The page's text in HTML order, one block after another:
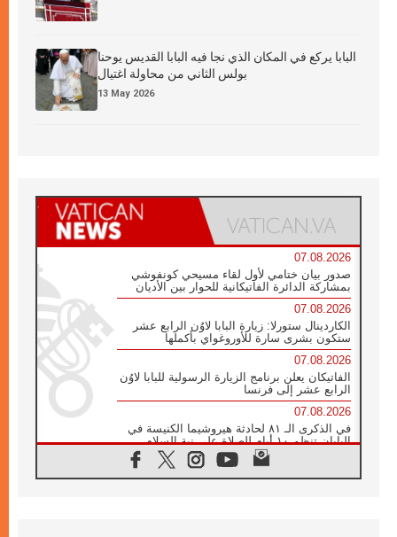
البابا يركع في المكان الذي نجا فيه البابا القديس يوحنا
بولس الثاني من محاولة اغتيال
13 May 2026
07.08.2026
صدور بيان ختامي لأول لقاء مسيحي كونفوشي
بمشاركة الدائرة الفاتيكانية للحوار بين الأديان
07.08.2026
الكاردينال ستورلا: زيارة البابا لاوُن الرابع عشر
ستكون بشرى سارة للأوروغواي بأكملها
07.08.2026
الفاتيكان يعلن برنامج الزيارة الرسولية للبابا لاوُن
الرابع عشر إلى فرنسا
07.08.2026
في الذكرى الـ ٨١ لحادثة هيروشيما الكنيسة في
اليابان تنظم ١٠ أيام للصلاة على نية السلام
الكنيسة في الأوروغواي: زيارة البابا ستعزز